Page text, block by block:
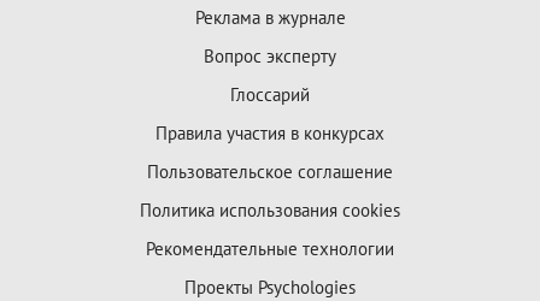
Реклама в журнале
Вопрос эксперту
Глоссарий
Правила участия в конкурсах
Пользовательское соглашение
Политика использования cookies
Рекомендательные технологии
Проекты Psychologies